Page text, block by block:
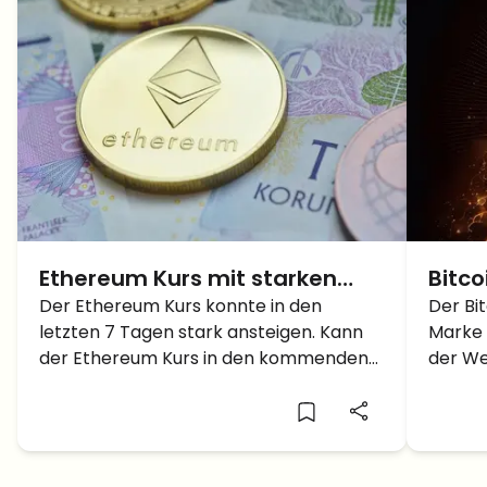
Ethereum Kurs mit starken
Anstieg – 3.000 Dollar voraus?
Der Ethereum Kurs konnte in den
letzten 7 Tagen stark ansteigen. Kann
der Ethereum Kurs in den kommenden
über
Der
der